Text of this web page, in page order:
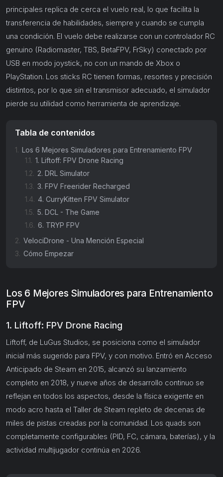
principales replica de cerca el vuelo real, lo que facilita la
transferencia de habilidades, siempre y cuando se cumpla
una condición. El vuelo debe realizarse con un controlador RC
genuino (Radiomaster, TBS, BetaFPV, FrSky) conectado por
USB en modo joystick, no con un mando de Xbox o
PlayStation. Los sticks RC tienen formas, resortes y precisión
distintos, por lo que sin el transmisor adecuado, el simulador
pierde su utilidad como herramienta de aprendizaje.
Tabla de contenidos
1. Los 6 Mejores Simuladores para Entrenamiento FPV
1.1. 1. Liftoff: FPV Drone Racing
1.2. 2. DRL Simulator
1.3. 3. FPV Freerider Recharged
1.4. 4. CurryKitten FPV Simulator
1.5. 5. DCL - The Game
1.6. 6. TRYP FPV
2. VelociDrone - Una Mención Especial
3. Cómo Empezar
Los 6 Mejores Simuladores para Entrenamiento
FPV
1. Liftoff: FPV Drone Racing
Liftoff, de LuGus Studios, se posiciona como el simulador
inicial más sugerido para FPV, y con motivo. Entró en Acceso
Anticipado de Steam en 2015, alcanzó su lanzamiento
completo en 2018, y nueve años de desarrollo continuo se
reflejan en todos los aspectos, desde la física exigente en
modo acro hasta el Taller de Steam repleto de decenas de
miles de pistas creadas por la comunidad. Los quads son
completamente configurables (PID, FC, cámara, baterías), y la
actividad multijugador continúa en 2026.